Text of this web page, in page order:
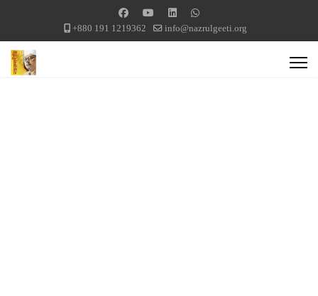
+880 191 1219362 info@nazrulgeeti.org